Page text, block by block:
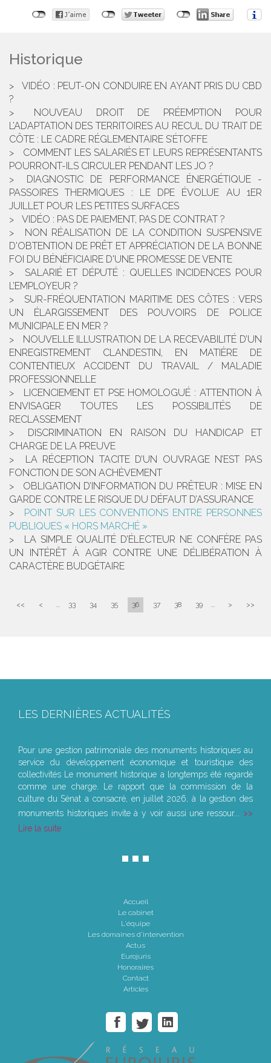
Historique
VIDÉO : PEUT-ON CONDUIRE EN AYANT PRIS DU CBD
?
NOUVEAU DROIT DE PRÉEMPTION POUR
L’ADAPTATION DES TERRITOIRES AU RECUL DU TRAIT DE
CÔTE : LE CADRE RÉGLEMENTAIRE S’ÉTOFFE
COMMENT LES SALARIÉS ET LEURS REPRÉSENTANTS
POURRONT-ILS CIRCULER PENDANT LES JO ?
DIAGNOSTIC DE PERFORMANCE ÉNERGÉTIQUE -
PASSOIRES THERMIQUES : LE DPE ÉVOLUE AU 1ER
JUILLET POUR LES PETITES SURFACES
VIDÉO : PAS DE PAIEMENT, PAS DE CONTRAT ?
NON RÉALISATION DE LA CONDITION SUSPENSIVE
D'OBTENTION DE PRÊT ET APPRÉCIATION DE LA BONNE
FOI DU BÉNÉFICIAIRE D'UNE PROMESSE DE VENTE
SALARIÉ ET DÉPUTÉ : QUELLES INCIDENCES POUR
L’EMPLOYEUR ?
SUR-FRÉQUENTATION MARITIME DES CÔTES : VERS
UN ÉLARGISSEMENT DES POUVOIRS DE POLICE
MUNICIPALE EN MER ?
NOUVELLE ILLUSTRATION DE LA RECEVABILITÉ D’UN
ENREGISTREMENT CLANDESTIN, EN MATIÈRE DE
CONTENTIEUX ACCIDENT DU TRAVAIL / MALADIE
PROFESSIONNELLE
LICENCIEMENT ET PSE HOMOLOGUÉ : ATTENTION À
ENVISAGER TOUTES LES POSSIBILITÉS DE
RECLASSEMENT
DISCRIMINATION EN RAISON DU HANDICAP ET
CHARGE DE LA PREUVE
LA RÉCEPTION TACITE D’UN OUVRAGE N’EST PAS
FONCTION DE SON ACHÈVEMENT
OBLIGATION D’INFORMATION DU PRÊTEUR : MISE EN
GARDE CONTRE LE RISQUE DU DÉFAUT D’ASSURANCE
POINT SUR LES CONVENTIONS ENTRE PERSONNES
PUBLIQUES « HORS MARCHÉ »
LA SIMPLE QUALITÉ D’ÉLECTEUR NE CONFÈRE PAS
UN INTÉRÊT À AGIR CONTRE UNE DÉLIBÉRATION À
CARACTÈRE BUDGÉTAIRE
<< < ... 33 34 35 36 37 38 39 ... > >>
LES DERNIÈRES ACTUALITÉS
Pour une gestion patrimoniale des monuments historiques au
service du développement économique et touristique des
collectivités Le monument historique a longtemps été regardé
comme une charge. Le rapport que la commission de la
culture du Sénat a consacré, en juillet 2026, à la gestion des
monuments historiques invite à y voir aussi une ressour...
Lire la suite
Accueil
Le cabinet
L'équipe
Les domaines d'intervention
Actus
Eurojuris
Honoraires
Contact
Articles